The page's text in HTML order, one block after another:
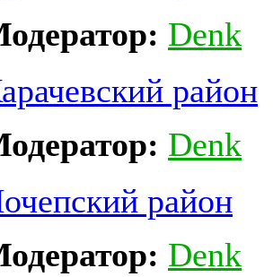
Denk
район
Denk
район
Denk